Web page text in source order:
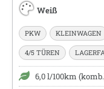
Weiß
PKW KLEINWAGEN
4/5 TÜREN
6,0 l/100km